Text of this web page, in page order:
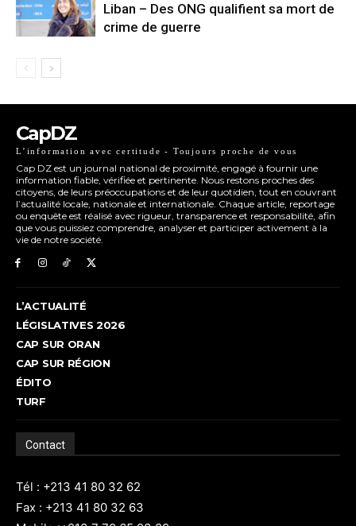
Liban – Des ONG qualifient sa mort de
crime de guerre
CapDZ
L’information avec certitude - Toujours proche de vous
Cap DZ est un journal national de proximité, engagé à fournir une
information fiable, vérifiée et pertinente. Nous restons proches des
citoyens, de leurs préoccupations et de leur quotidien, tout en couvrant
l’actualité locale, nationale et internationale. Chaque article, reportage
ou enquête est réalisé avec rigueur, transparence et responsabilité, afin
que vous puissiez comprendre, analyser et participer activement à la
vie de notre société.
L’ACTUALITÉ
LÉGISLATIVES 2026
CAP SUR ORAN
CAP SUR RÉGION
ÉDITO
TURF
Contact
Tél : +213 41 80 32 62
Fax : +213 41 80 32 63